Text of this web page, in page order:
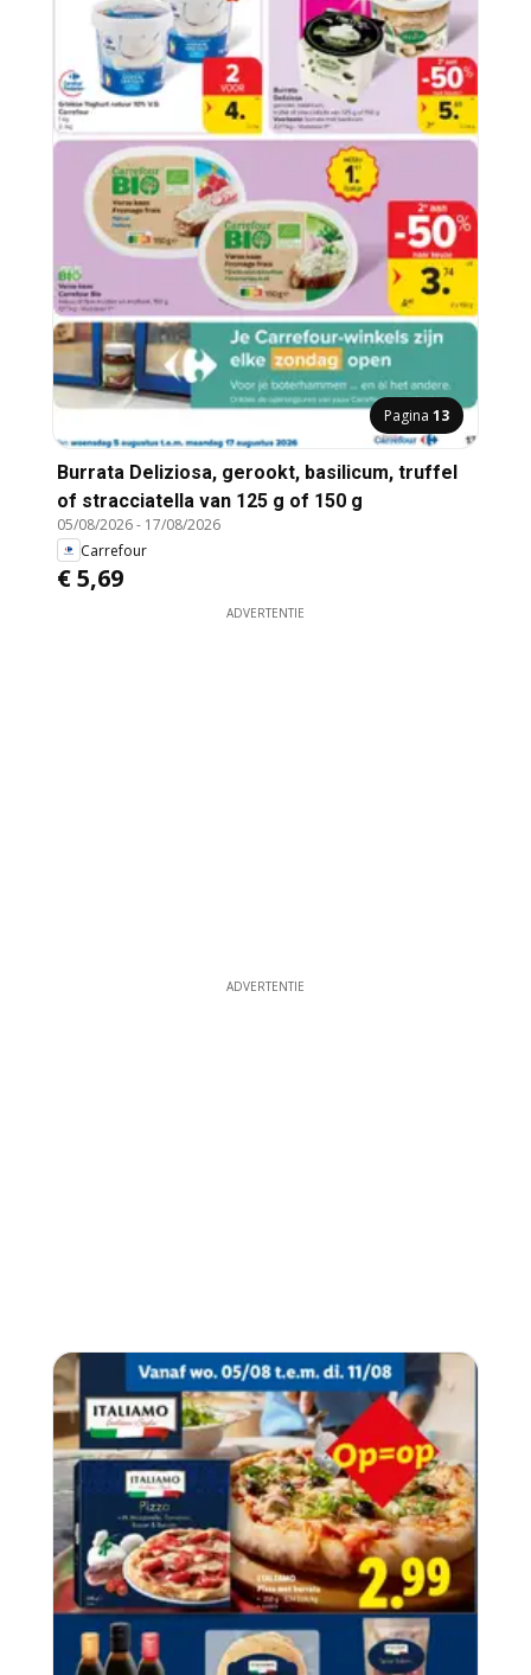
Pagina 13
Burrata Deliziosa, gerookt, basilicum, truffel
of stracciatella van 125 g of 150 g
05/08/2026- 17/08/2026
Carrefour
€ 5,69
ADVERTENTIE
ADVERTENTIE